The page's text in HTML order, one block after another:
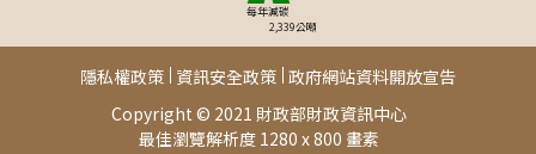
每年減碳
2,339公噸
Copyright © 2021 財政部財政資訊中心
最佳瀏覽解析度 1280 x 800 畫素
隱私權政策 資訊安全政策 政府網站資料開放宣告